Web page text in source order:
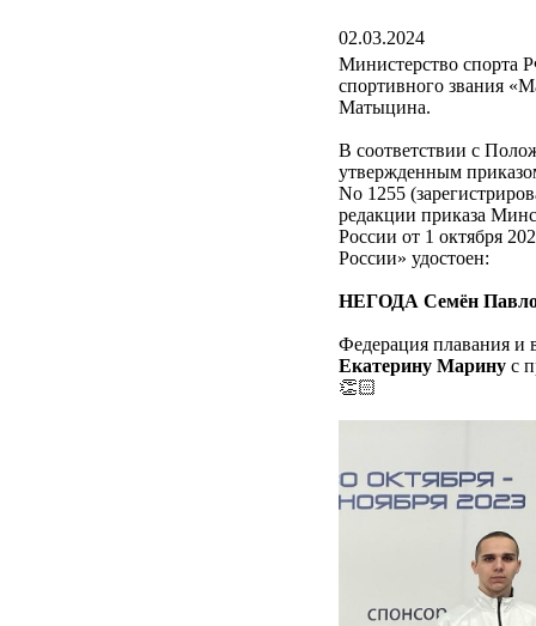
02.03.2024
Министерство спорта
спортивного звания
Матыцина.
В соответствии с
утвержденным
No 1255
редакции приказа
России от 1 октября
России» удостоен:
НЕГОДА Семён
Федерация плавания и
Екатерину Марину с
👏🏻